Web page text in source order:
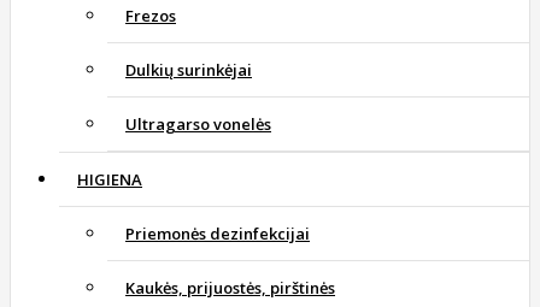
Frezos
Dulkių surinkėjai
Ultragarso vonelės
HIGIENA
Priemonės dezinfekcijai
Kaukės, prijuostės, pirštinės